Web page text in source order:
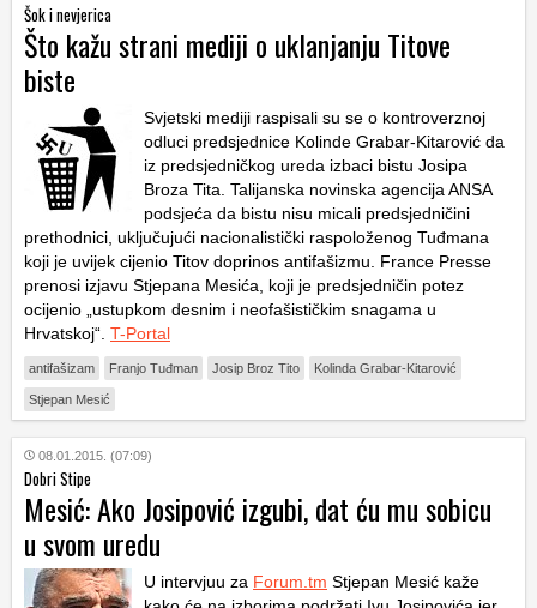
Šok i nevjerica
Što kažu strani mediji o uklanjanju Titove
biste
Svjetski mediji raspisali su se o kontroverznoj
odluci predsjednice Kolinde Grabar-Kitarović da
iz predsjedničkog ureda izbaci bistu Josipa
Broza Tita. Talijanska novinska agencija ANSA
podsjeća da bistu nisu micali predsjedničini
prethodnici, uključujući nacionalistički raspoloženog Tuđmana
koji je uvijek cijenio Titov doprinos antifašizmu. France Presse
prenosi izjavu Stjepana Mesića, koji je predsjedničin potez
ocijenio „ustupkom desnim i neofašističkim snagama u
Hrvatskoj“. T-Portal
antifašizam Franjo Tuđman Josip Broz Tito Kolinda Grabar-Kitarović
Stjepan Mesić
08.01.2015. (07:09)
Dobri Stipe
Mesić: Ako Josipović izgubi, dat ću mu sobicu
u svom uredu
U intervjuu za Forum.tm Stjepan Mesić kaže